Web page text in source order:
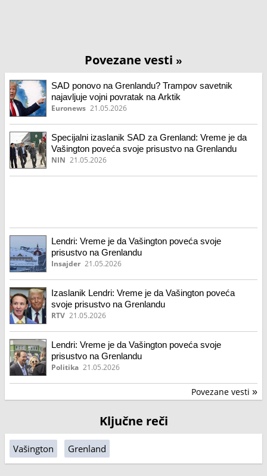
Povezane vesti »
SAD ponovo na Grenlandu? Trampov savetnik
najavljuje vojni povratak na Arktik
Euronews 21.05.2026
Specijalni izaslanik SAD za Grenland: Vreme je da
Vašington poveća svoje prisustvo na Grenlandu
NIN 21.05.2026
Lendri: Vreme je da Vašington poveća svoje
prisustvo na Grenlandu
Insajder 21.05.2026
Izaslanik Lendri: Vreme je da Vašington poveća
svoje prisustvo na Grenlandu
RTV 21.05.2026
Lendri: Vreme je da Vašington poveća svoje
prisustvo na Grenlandu
Politika 21.05.2026
Povezane vesti »
Ključne reči
Vašington Grenland